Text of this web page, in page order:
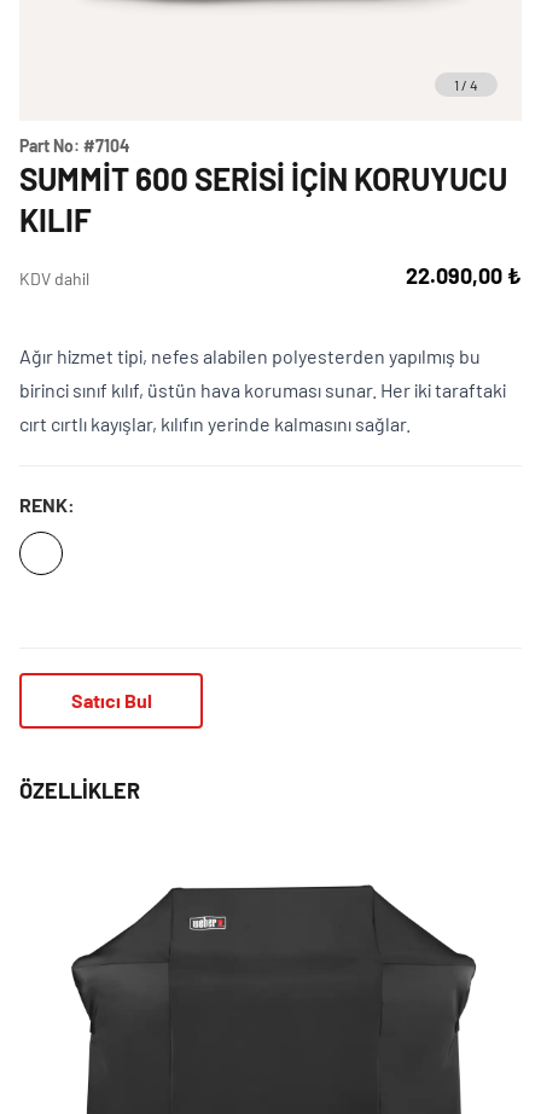
Tüm Kömürlü Barbeküleri Görüntüle
Ekipmanlar
Akıllı Cihazlar
Grill Akademi
Katalog
Türkçe
1 / 4
Part No: #7104
SUMMIT 600 SERISI İÇIN KORUYUCU
KILIF
KDV dahil 22.090,00 ₺
Ağır hizmet tipi, nefes alabilen polyesterden yapılmış bu
birinci sınıf kılıf, üstün hava koruması sunar. Her iki taraftaki
cırt cırtlı kayışlar, kılıfın yerinde kalmasını sağlar.
RENK:
Satıcı Bul
ÖZELLIKLER